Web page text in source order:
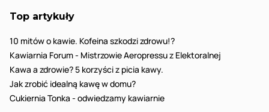
Top artykuły
10 mitów o kawie. Kofeina szkodzi zdrowu!?
Kawiarnia Forum - Mistrzowie Aeropressu z Elektoralnej
Kawa a zdrowie? 5 korzyści z picia kawy.
Jak zrobić idealną kawę w domu?
Cukiernia Tonka - odwiedzamy kawiarnie